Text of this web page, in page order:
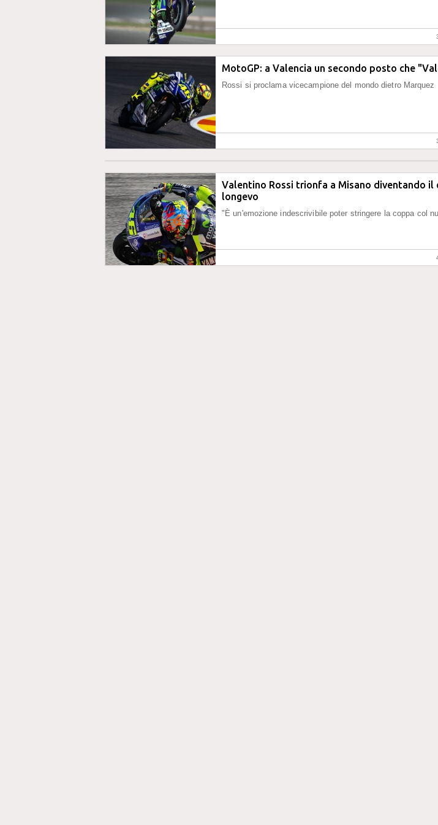
MotoGP: a Valencia un secondo posto che
Rossi si proclama vicecampione del mondo dietro Marquez
Valentino Rossi trionfa a Misano diventando il
longevo
"È un'emozione indescrivibile poter stringere la coppa col